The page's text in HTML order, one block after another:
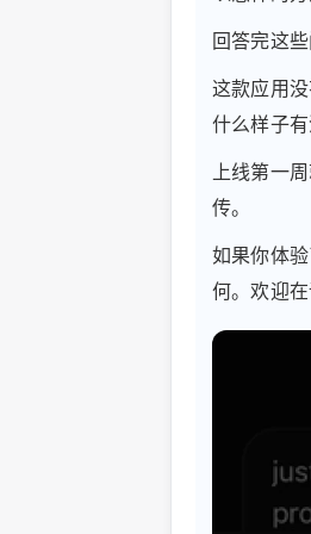
回答完这
这款应用
什么样子
上线第一
传。
如果你体
何。欢迎